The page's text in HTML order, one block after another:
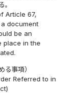
。
Article 67,
document
be an
place in the
る事項）
Referred to in